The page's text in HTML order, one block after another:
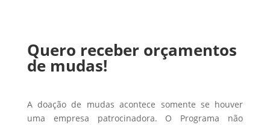
Quero receber orçamentos
de mudas!
A doação de mudas acontece somente se houver
uma empresa patrocinadora. O Programa não